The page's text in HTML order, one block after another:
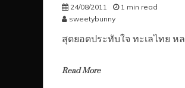
24/08/2011
1 min read
sweetybunny
สุดยอดประทับใจ ทะเลไทย หล
Read More